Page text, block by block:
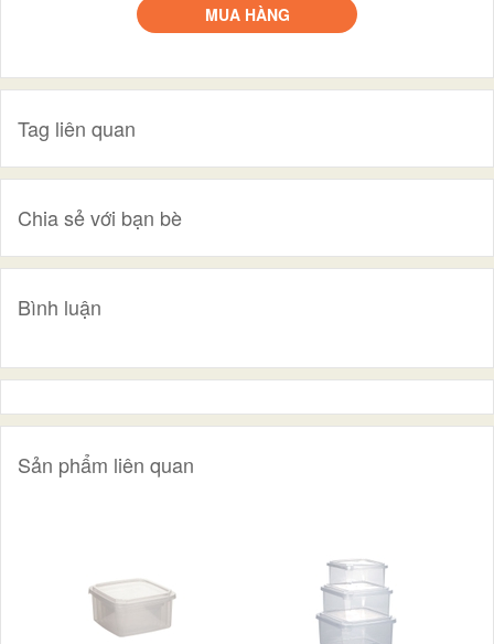
MUA HÀNG
Tag liên quan
Chia sẻ với bạn bè
Bình luận
Sản phẩm liên quan